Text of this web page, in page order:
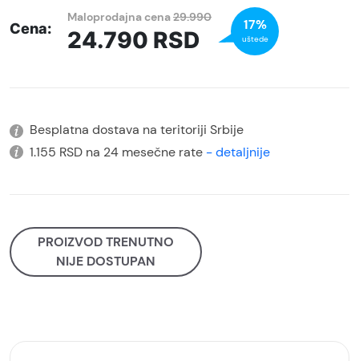
Cena:
Maloprodajna cena29.990
24.790 RSD
17%
uštede
Besplatna dostava na teritoriji Srbije
1.155 RSD na 24 mesečne rate - detaljnije
PROIZVOD TRENUTNO
NIJE DOSTUPAN